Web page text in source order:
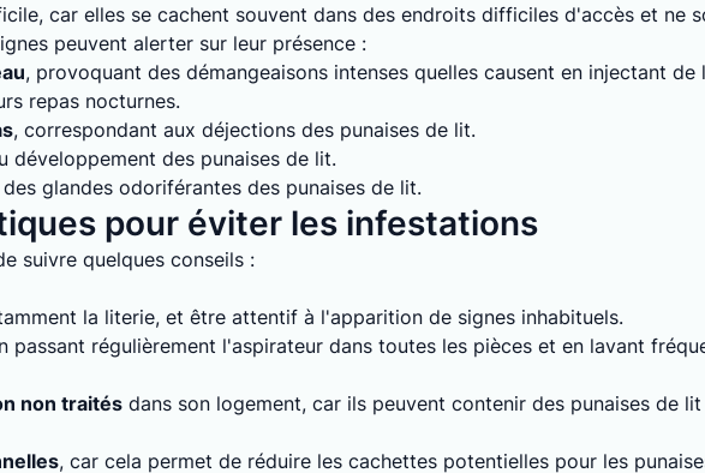
car elles se cachent souvent dans des endroits difficiles d'accès et ne
peuvent alerter sur leur présence :
, provoquant des démangeaisons intenses quelles causent en injectant de
repas nocturnes.
, correspondant aux déjections des punaises de lit.
développement des punaises de lit.
des glandes odoriférantes des punaises de lit.
pour éviter les infestations
suivre quelques conseils :
la literie, et être attentif à l'apparition de signes inhabituels.
passant régulièrement l'aspirateur dans toutes les pièces et en lavant
non traités dans son logement, car ils peuvent contenir des punaises de
, car cela permet de réduire les cachettes potentielles pour les